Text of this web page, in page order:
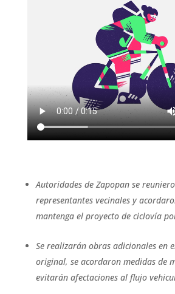
Autoridades de Zapopan se
representantes vecinales y
mantenga el proyecto de ciclovía
Se realizarán obras adicionales en
original, se acordaron medidas de
evitarán afectaciones al flujo